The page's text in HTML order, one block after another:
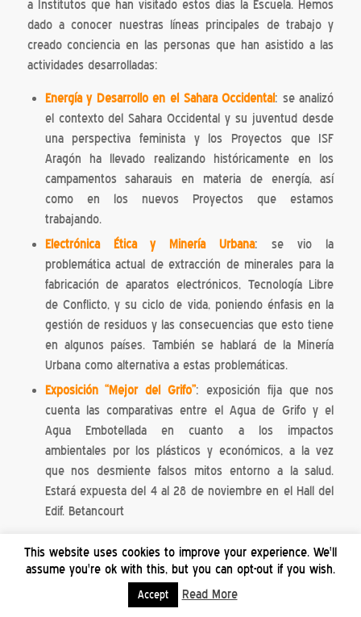
a Institutos que han visitado estos días la Escuela. Hemos
dado a conocer nuestras líneas principales de trabajo y
creado conciencia en las personas que han asistido a las
actividades desarrolladas:
Energía y Desarrollo en el Sahara Occidental: se analizó
el contexto del Sahara Occidental y su juventud desde
una perspectiva feminista y los Proyectos que ISF
Aragón ha llevado realizando históricamente en los
campamentos saharauis en materia de energía, así
como en los nuevos Proyectos que estamos
trabajando.
Electrónica Ética y Minería Urbana: se vio la
problemática actual de extracción de minerales para la
fabricación de aparatos electrónicos, Tecnología Libre
de Conflicto, y su ciclo de vida, poniendo énfasis en la
gestión de residuos y las consecuencias que esto tiene
en algunos países. También se hablará de la Minería
Urbana como alternativa a estas problemáticas.
Exposición “Mejor del Grifo”: exposición fija que nos
cuenta las comparativas entre el Agua de Grifo y el
Agua Embotellada en cuanto a los impactos
ambientales por los plásticos y económicos, a la vez
que nos desmiente falsos mitos entorno a la salud.
Estará expuesta del 4 al 28 de noviembre en el Hall del
Edif. Betancourt
This website uses cookies to improve your experience. We'll
assume you're ok with this, but you can opt-out if you wish.
Accept Read More